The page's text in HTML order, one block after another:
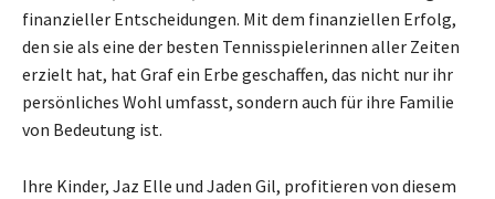
finanzieller Entscheidungen. Mit dem finanziellen Erfolg,
den sie als eine der besten Tennisspielerinnen aller Zeiten
erzielt hat, hat Graf ein Erbe geschaffen, das nicht nur ihr
persönliches Wohl umfasst, sondern auch für ihre Familie
von Bedeutung ist.
Ihre Kinder, Jaz Elle und Jaden Gil, profitieren von diesem